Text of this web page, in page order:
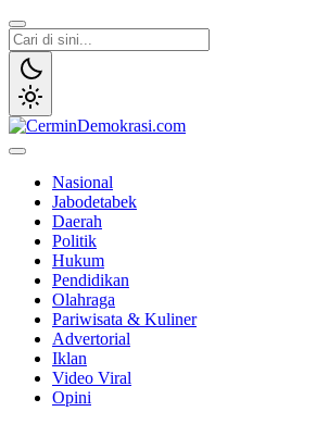
Lewati
ke
konten
Nasional
Jabodetabek
Daerah
Politik
Hukum
Pendidikan
Olahraga
Pariwisata & Kuliner
Advertorial
Iklan
Video Viral
Opini